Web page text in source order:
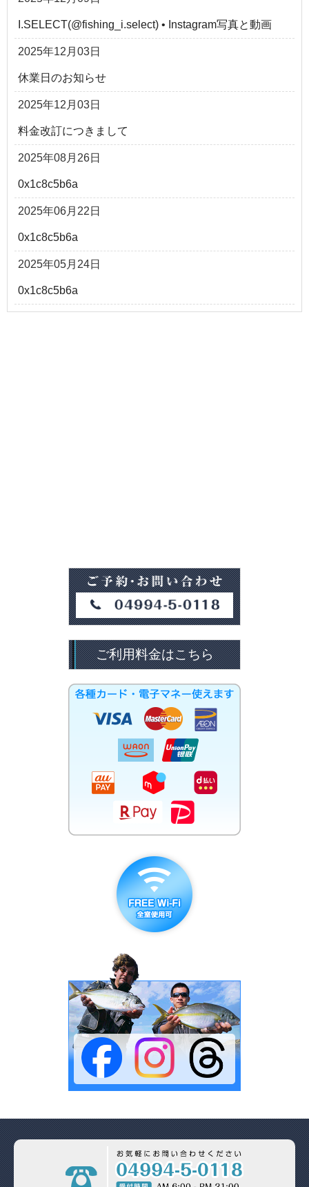
I.SELECT(@fishing_i.select) • Instagram写真と動画
2025年12月03日
休業日のお知らせ
2025年12月03日
料金改訂につきまして
2025年08月26日
0x1c8c5b6a
2025年06月22日
0x1c8c5b6a
2025年05月24日
0x1c8c5b6a
ご利用料金はこちら